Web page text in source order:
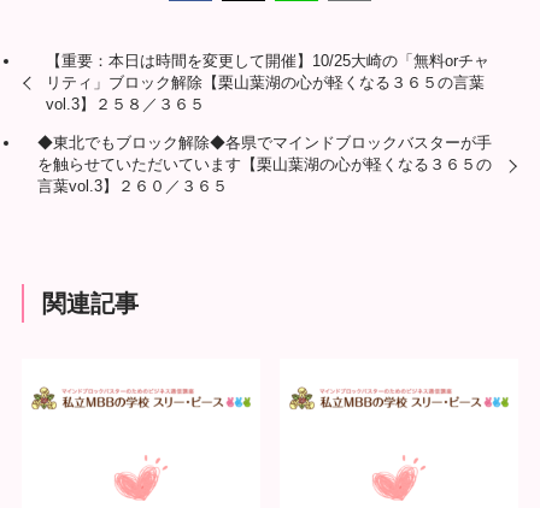
【重要：本日は時間を変更して開催】10/25大崎の「無料orチャ
リティ」ブロック解除【栗山葉湖の心が軽くなる３６５の言葉
vol.3】２５８／３６５
◆東北でもブロック解除◆各県でマインドブロックバスターが手
を触らせていただいています【栗山葉湖の心が軽くなる３６５の
言葉vol.3】２６０／３６５
関連記事